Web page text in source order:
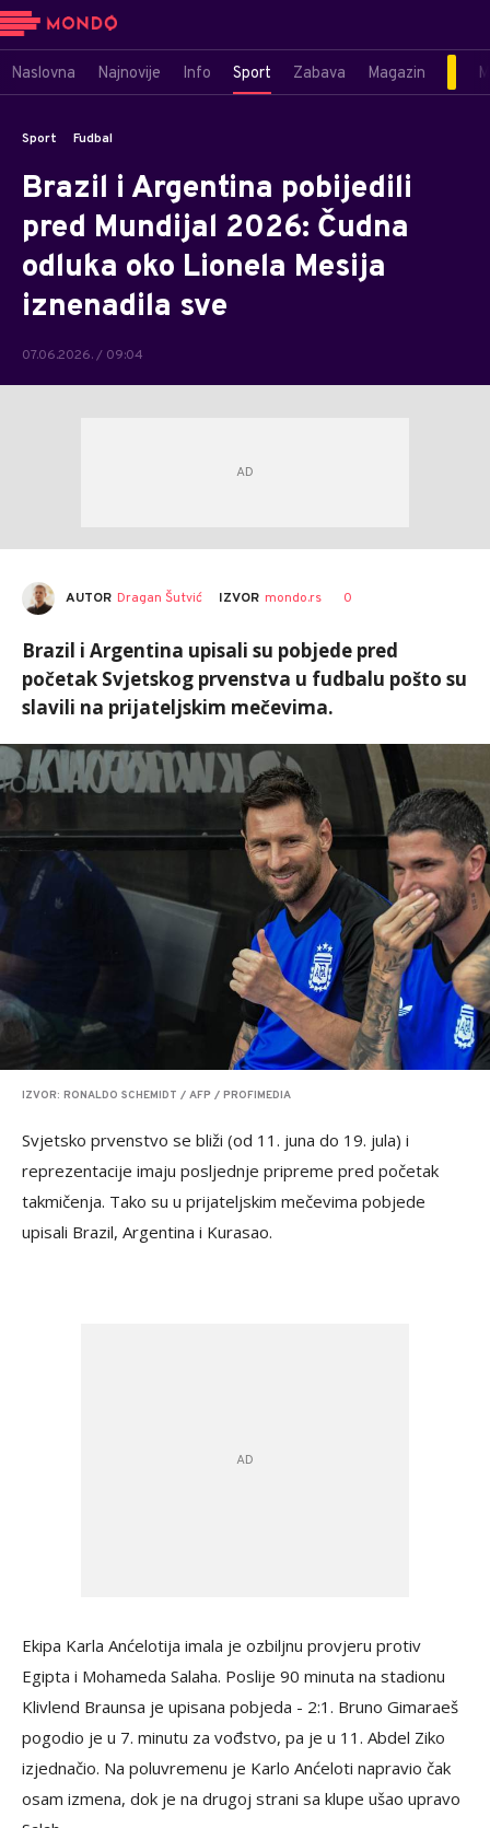
Naslovna Najnovije Info Sport Zabava Magazin
Sport Fudbal
Brazil i Argentina pobijedili
pred Mundijal 2026: Čudna
odluka oko Lionela Mesija
iznenadila sve
07.06.2026. / 09:04
AUTOR Dragan Šutvić IZVOR mondo.rs 0
Brazil i Argentina upisali su pobjede pred
početak Svjetskog prvenstva u fudbalu pošto su
slavili na prijateljskim mečevima.
IZVOR: RONALDO SCHEMIDT / AFP / PROFIMEDIA
Svjetsko prvenstvo se bliži (od 11. juna do 19. jula) i
reprezentacije imaju posljednje pripreme pred početak
takmičenja. Tako su u prijateljskim mečevima pobjede
upisali Brazil, Argentina i Kurasao.
Ekipa Karla Anćelotija imala je ozbiljnu provjeru protiv
Egipta i Mohameda Salaha. Poslije 90 minuta na stadionu
Klivlend Braunsa je upisana pobjeda - 2:1. Bruno Gimaraeš
pogodio je u 7. minutu za vođstvo, pa je u 11. Abdel Ziko
izjednačio. Na poluvremenu je Karlo Anćeloti napravio čak
osam izmena, dok je na drugoj strani sa klupe ušao upravo